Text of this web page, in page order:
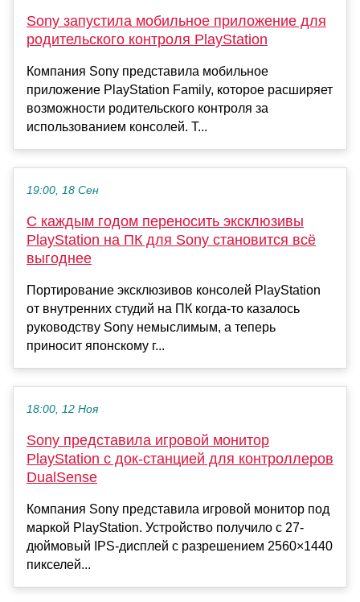
Sony запустила мобильное приложение для
родительского контроля PlayStation
Компания Sony представила мобильное
приложение PlayStation Family, которое расширяет
возможности родительского контроля за
использованием консолей. Т...
19:00, 18 Сен
С каждым годом переносить эксклюзивы
PlayStation на ПК для Sony становится всё
выгоднее
Портирование эксклюзивов консолей PlayStation
от внутренних студий на ПК когда-то казалось
руководству Sony немыслимым, а теперь
приносит японскому г...
18:00, 12 Ноя
Sony представила игровой монитор
PlayStation с док-станцией для контроллеров
DualSense
Компания Sony представила игровой монитор под
маркой PlayStation. Устройство получило с 27-
дюймовый IPS-дисплей с разрешением 2560×1440
пикселей...